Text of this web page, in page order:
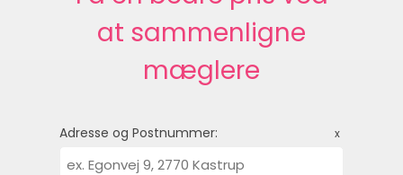
at sammenligne
mæglere
Adresse og Postnummer: x